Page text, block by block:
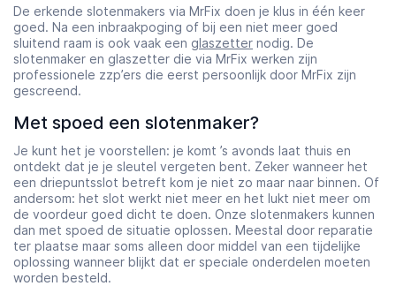
De erkende slotenmakers via MrFix doen je klus in één keer
goed. Na een inbraakpoging of bij een niet meer goed
sluitend raam is ook vaak een glaszetter nodig. De
slotenmaker en glaszetter die via MrFix werken zijn
professionele zzp’ers die eerst persoonlijk door MrFix zijn
gescreend.
Met spoed een slotenmaker?
Je kunt het je voorstellen: je komt ’s avonds laat thuis en
ontdekt dat je je sleutel vergeten bent. Zeker wanneer het
een driepuntsslot betreft kom je niet zo maar naar binnen. Of
andersom: het slot werkt niet meer en het lukt niet meer om
de voordeur goed dicht te doen. Onze slotenmakers kunnen
dan met spoed de situatie oplossen. Meestal door reparatie
ter plaatse maar soms alleen door middel van een tijdelijke
oplossing wanneer blijkt dat er speciale onderdelen moeten
worden besteld.